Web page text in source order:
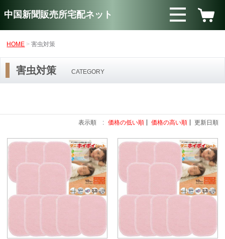
中国新聞販売所宅配ネット
HOME 害虫対策
害虫対策 CATEGORY
表示順 : 価格の低い順 価格の高い順 更新日順